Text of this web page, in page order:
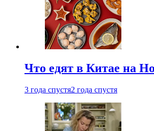
Что едят в Китае на
3 года спустя2 года спустя